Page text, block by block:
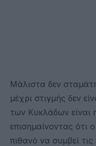
Μάλιστα δεν
μέχρι στιγμής δεν
των Κυκλάδων είναι
επισημαίνοντας ότι
πιθανό να συμβεί